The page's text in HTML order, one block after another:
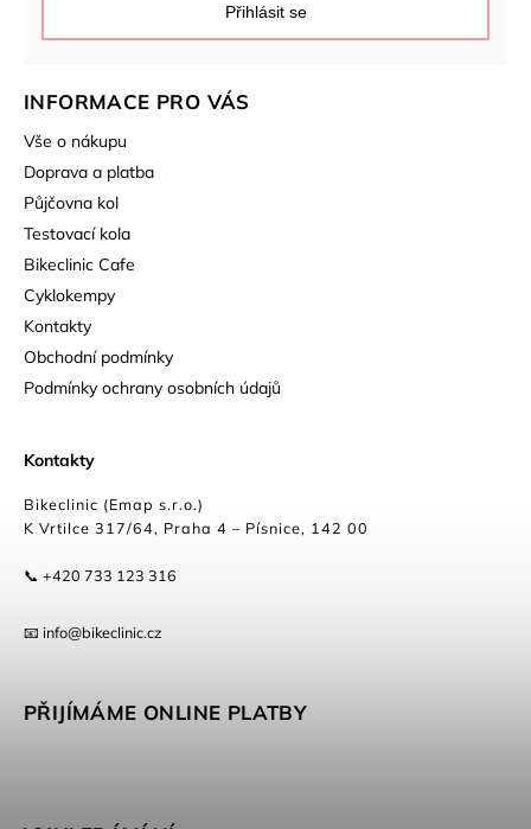
INFORMACE PRO VÁS
Vše o nákupu
Doprava a platba
Půjčovna kol
Testovací kola
Bikeclinic Cafe
Cyklokempy
Kontakty
Obchodní podmínky
Podmínky ochrany osobních údajů
Kontakty
Bikeclinic (Emap s.r.o.)
K Vrtilce 317/64, Praha 4 – Písnice, 142 00
📞 +420 733 123 316
📧 info@bikeclinic.cz
Přihlásit se
PŘIJÍMÁME ONLINE PLATBY